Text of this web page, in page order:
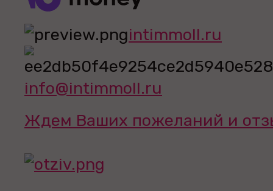
intimmoll.ru
info@intimmoll.ru
Ждем Ваших пожеланий и